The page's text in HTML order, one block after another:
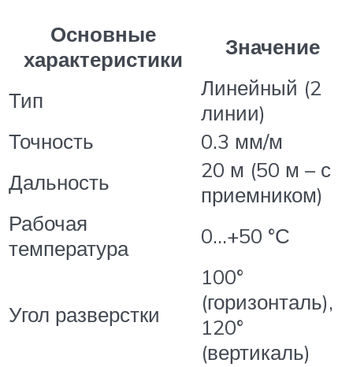
Основные
характеристики
Значение
Тип
Линейный (2
линии)
Точность
0.3 мм/м
Дальность
20 м (50 м – с
приемником)
Рабочая
температура
0…+50 °С
Угол разверстки
100°
(горизонталь),
120°
(вертикаль)